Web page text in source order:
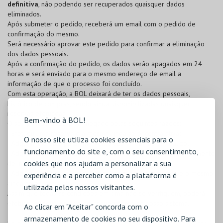
Bem-vindo à BOL!
O nosso site utiliza cookies essenciais para o
funcionamento do site e, com o seu consentimento,
cookies que nos ajudam a personalizar a sua
experiência e a perceber como a plataforma é
utilizada pelos nossos visitantes.
Ao clicar em "Aceitar" concorda com o
armazenamento de cookies no seu dispositivo. Para
definitiva, não podendo ser recuperados quaisquer dados
eliminados.
Após submeter o pedido, receberá um email com o pedido de
confirmação do mesmo.
Será necessário aprovar este pedido para confirmar a eliminação
dos dados pessoais.
Após a confirmação do pedido, os dados serão apagados em 24
horas e será enviado para o mesmo endereço de email a
informação de que o processo foi concluído.
Com esta operação, a BOL deixará de ter os dados pessoais,
histórico de compras, sendo ainda disponibilizadas quaisquer
reservas efetuadas.
O seu pedido poderá ser negado pelas seguintes razões:
- Adquiriu bilhetes para um evento que ainda não se realizou;
- Adquiriu bilhetes para um evento com obrigação de preenchimento
de inquérito e o mesmo ainda não se realizou;
- Adquiriu um cartão, onde esteja associado como cliente e o mesmo
ainda se encontra ativo.
Assim que todas as condições em cima não se verifiquem, poderá
efetuar um novo pedido de esquecimento no nosso sistema.